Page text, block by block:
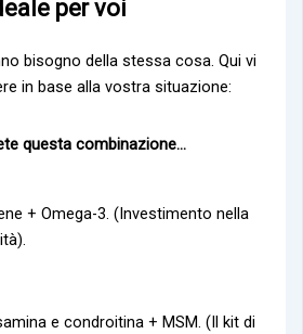
per voi
bisogno della stessa cosa. Qui vi
in base alla vostra situazione:
questa combinazione...
+ Omega-3. (Investimento nella
e condroitina + MSM. (Il kit di